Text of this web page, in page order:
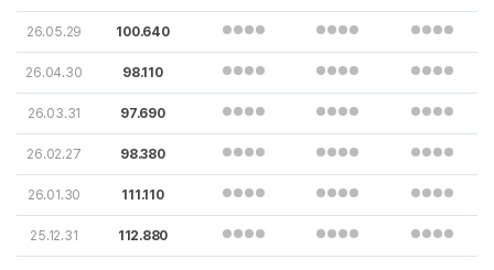
26.05.29 100.640
26.04.30 98.110
26.03.31 97.690
26.02.27 98.380
26.01.30 111.110
25.12.31 112.880